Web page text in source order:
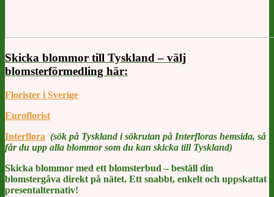
Skicka blommor till Tyskland – välj
blomsterförmedling här:
Florister i Sverige
Euroflorist
Interflora (sök på Tyskland i sökrutan på Interfloras hemsida, så
får du upp alla blommor som du kan skicka till Tyskland)
Skicka blommor med ett blomsterbud – beställ din
blomstergåva direkt på nätet. Ett snabbt, enkelt och uppskattat
presentalternativ!